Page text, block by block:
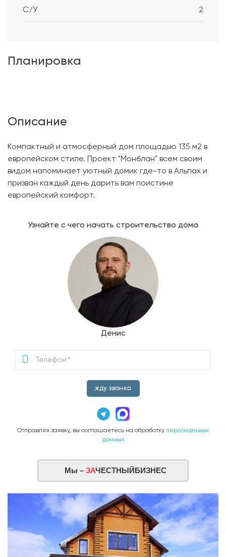
С/У 2
Планировка
Описание
Компактный и атмосферный дом площадью 135 м2 в
европейском стиле. Проект "Монблан" всем своим
видом напоминает уютный домик где-то в Альпах и
призван каждый день дарить вам поистине
европейский комфорт.
Узнайте с чего начать строительство дома
Денис
жду звонка
Отправляя заявку, вы соглашаетесь на обработку персональных
данных
Мы – ЗАЧЕСТНЫЙБИЗНЕС